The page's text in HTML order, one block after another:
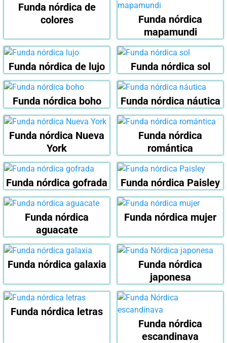
Funda nórdica de
colores
Funda nórdica
mapamundi
Funda nórdica de lujo Funda nórdica sol
Funda nórdica boho Funda nórdica náutica
Funda nórdica Nueva
York
Funda nórdica
romántica
Funda nórdica gofrada Funda nórdica Paisley
Funda nórdica
aguacate
Funda nórdica mujer
Funda nórdica galaxia
Funda nórdica
japonesa
Funda nórdica letras
Funda nórdica
escandinava